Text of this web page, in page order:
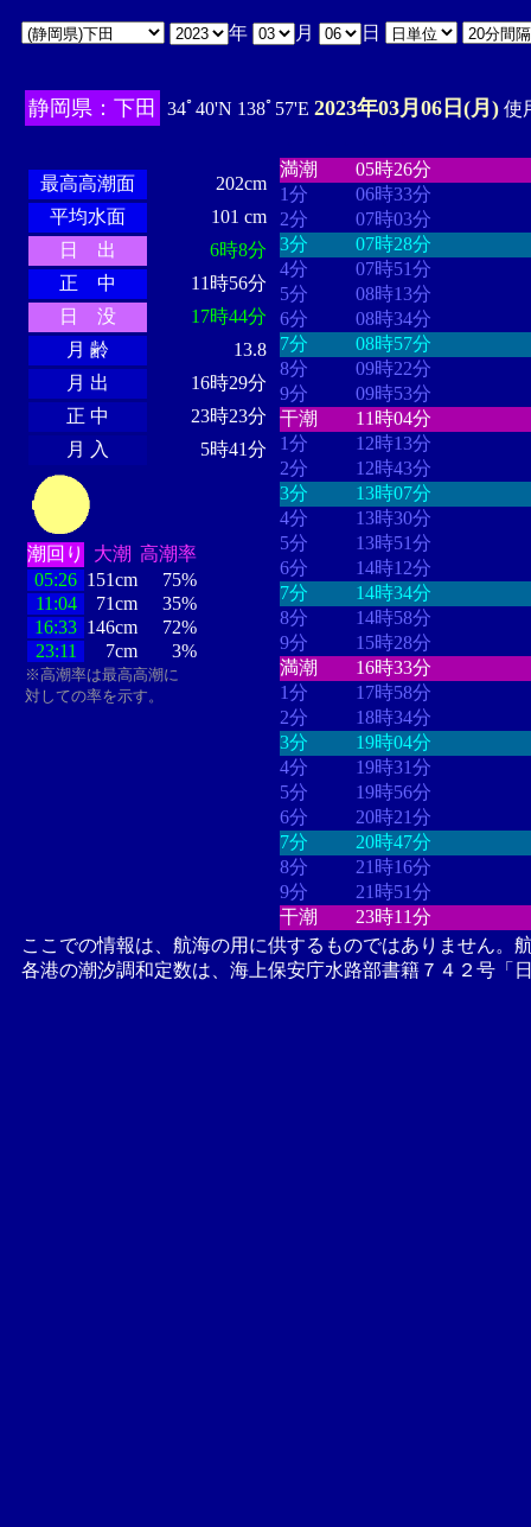
年 月 日
静岡県：下田 34ﾟ40'N 138ﾟ57'E 2023年03月06日(月) 使
最高高潮面
202cm
平均水面
101 cm
日 出
6時8分
正 中
11時56分
日 没
17時44分
月 齢
13.8
月 出
16時29分
正 中
23時23分
月 入
5時41分
潮回り 大潮 高潮率
05:26 151cm
75%
11:04
71cm
35%
16:33 146cm
72%
23:11
7cm 3%
※高潮率は最高高潮に
対しての率を示す。
満潮
05時26分
1分
06時33分
2分
07時03分
3分
07時28分
4分
07時51分
5分
08時13分
6分
08時34分
7分
08時57分
8分
09時22分
9分
09時53分
干潮
11時04分
1分
12時13分
2分
12時43分
3分
13時07分
4分
13時30分
5分
13時51分
6分
14時12分
7分
14時34分
8分
14時58分
9分
15時28分
満潮
16時33分
1分
17時58分
2分
18時34分
3分
19時04分
4分
19時31分
5分
19時56分
6分
20時21分
7分
20時47分
8分
21時16分
9分
21時51分
干潮
23時11分
ここでの情報は、航海の用に供するものではありません。
各港の潮汐調和定数は、海上保安庁水路部書籍７４２号「